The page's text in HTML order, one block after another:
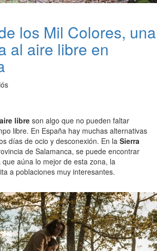
los Mil Colores, una
al aire libre en
libre son algo que no pueden faltar
libre. En España hay muchas alternativas
días de ocio y desconexión. En la Sierra
de Salamanca, se puede encontrar
aúna lo mejor de esta zona, la
a poblaciones muy interesantes.